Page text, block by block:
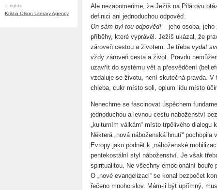
© rights
Kristin Olson Literary Agency
Ale nezapomeňme, že Ježíš na Pilátovu
definici ani jednoduchou odpověď.
On sám byl tou odpovědí– jeho osoba, jeho
příběhy, které vyprávěl. Ježíš ukázal, že
zároveň cestou a životem. Je třeba vydat
vždy zároveň cesta a život. Pravdu
uzavřít do systému vět a přesvědčení
vzdaluje se životu, není skutečná pravda.
chleba, cukr místo soli, opium lidu místo
Nenechme se fascinovat úspěchem
jednoduchou a levnou cestu náboženství
„kulturním válkám“ místo trpělivého dialogu
Některá „nová náboženská hnutí“
Evropy jako podnět k „náboženské
pentekostální styl náboženství. Je však
spiritualitou. Ne všechny emocionální bouře
O „nové evangelizaci“ se konal bezpočet
řečeno mnoho slov. Mám-li být upřímný,